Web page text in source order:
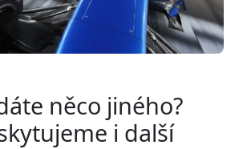
něco jiného?
i další